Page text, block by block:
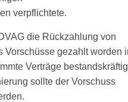
verpflichtete.
die Rückzahlung von
Vorschüsse gezahlt worden
Verträge bestandskräftig
sollte der Vorschuss